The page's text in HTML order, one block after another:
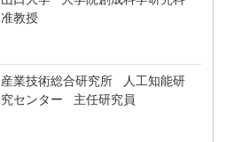
准教授
産業技術総合研究所 人工知能研
究センター 主任研究員